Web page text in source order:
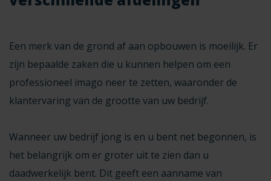
Een merk van de grond af aan opbouwen is moeilijk. Er
zijn bepaalde zaken die u kunnen helpen om een
professioneel imago neer te zetten, waaronder de
klantervaring van de grootte van uw bedrijf.
Wanneer uw bedrijf jong is en u bent net begonnen, is
het belangrijk om er groter uit te zien dan u
daadwerkelijk bent. Dit geeft een aanname van